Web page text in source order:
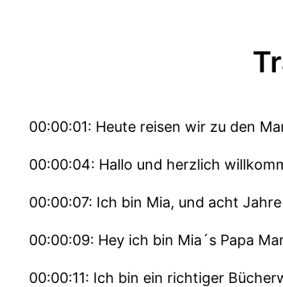
00:00:01: Heute reisen wir zu den
00:00:04: Hallo und herzlich
00:00:07: Ich bin Mia, und acht
00:00:09: Hey ich bin Mia´s Papa
00:00:11: Ich bin ein richtiger